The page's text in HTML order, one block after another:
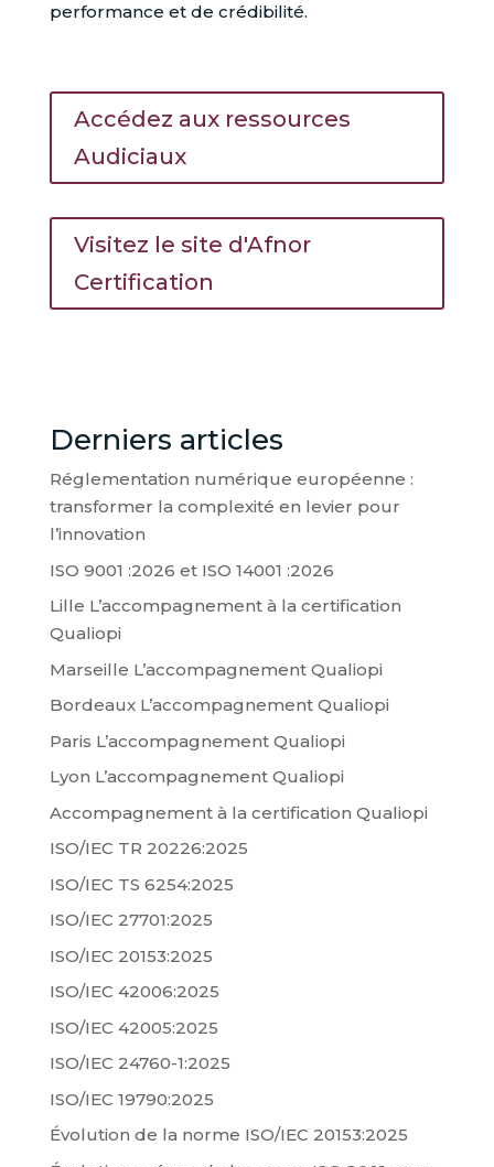
performance et de crédibilité.
Accédez aux ressources
Audiciaux
Visitez le site d'Afnor
Certification
Derniers articles
Réglementation numérique européenne :
transformer la complexité en levier pour
l’innovation
ISO 9001 :2026 et ISO 14001 :2026
Lille L’accompagnement à la certification
Qualiopi
Marseille L’accompagnement Qualiopi
Bordeaux L’accompagnement Qualiopi
Paris L’accompagnement Qualiopi
Lyon L’accompagnement Qualiopi
Accompagnement à la certification Qualiopi
ISO/IEC TR 20226:2025
ISO/IEC TS 6254:2025
ISO/IEC 27701:2025
ISO/IEC 20153:2025
ISO/IEC 42006:2025
ISO/IEC 42005:2025
ISO/IEC 24760-1:2025
ISO/IEC 19790:2025
Évolution de la norme ISO/IEC 20153:2025